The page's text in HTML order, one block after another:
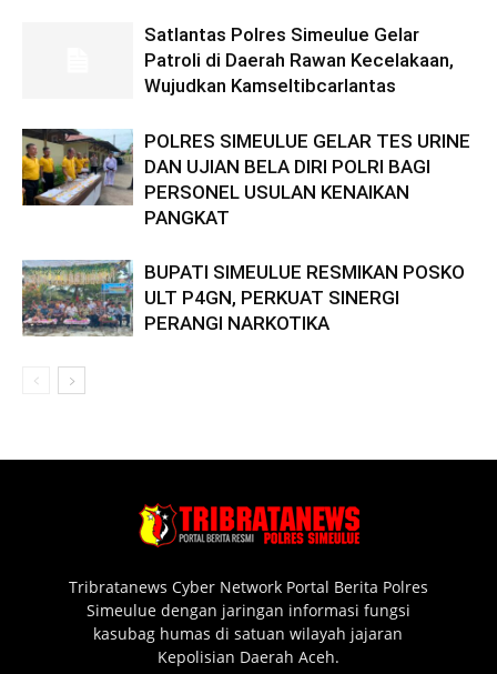
Satlantas Polres Simeulue Gelar
Patroli di Daerah Rawan Kecelakaan,
Wujudkan Kamseltibcarlantas
POLRES SIMEULUE GELAR TES URINE
DAN UJIAN BELA DIRI POLRI BAGI
PERSONEL USULAN KENAIKAN
PANGKAT
BUPATI SIMEULUE RESMIKAN POSKO
ULT P4GN, PERKUAT SINERGI
PERANGI NARKOTIKA
Tribratanews Cyber Network Portal Berita Polres
Simeulue dengan jaringan informasi fungsi
kasubag humas di satuan wilayah jajaran
Kepolisian Daerah Aceh.